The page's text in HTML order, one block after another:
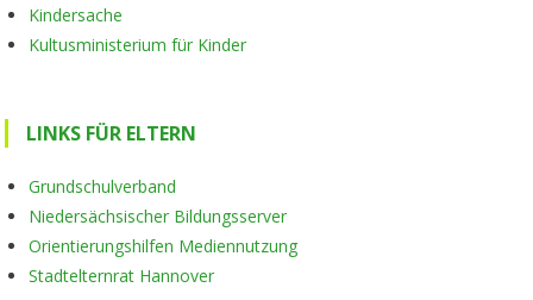
Kindersache
Kultusministerium für Kinder
LINKS FÜR ELTERN
Grundschulverband
Niedersächsischer Bildungsserver
Orientierungshilfen Mediennutzung
Stadtelternrat Hannover